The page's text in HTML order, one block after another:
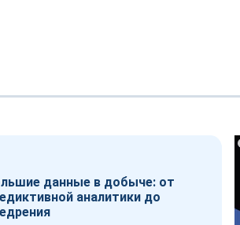
данные в добыче: от
аналитики до